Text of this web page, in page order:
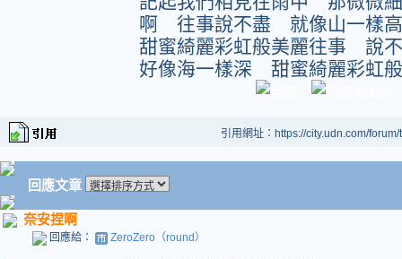
啊 往事說不盡 就像山一樣高
甜蜜綺麗彩虹般美麗往事 說
好像海一樣深 甜蜜綺麗彩虹
引用網址：https://city.udn.com/
回應文章
奈安捏啊
回應給： ZeroZero（round）